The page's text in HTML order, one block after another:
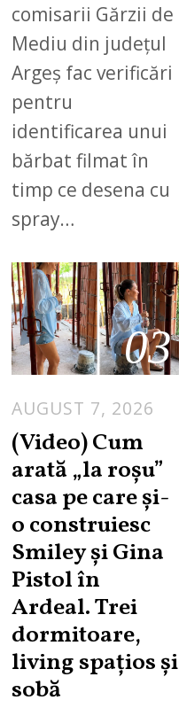
comisarii Gărzii de
Mediu din județul
Argeș fac verificări
pentru
identificarea unui
bărbat filmat în
timp ce desena cu
spray…
03
AUGUST 7, 2026
(Video) Cum
arată „la roşu”
casa pe care şi-
o construiesc
Smiley şi Gina
Pistol în
Ardeal. Trei
dormitoare,
living spațios și
sobă